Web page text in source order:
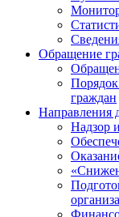
Обращение
граждан
Направления
Надзор